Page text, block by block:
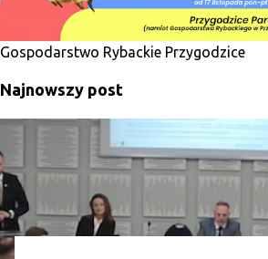
y
Gospodarstwo Rybackie Przygodzice
Najnowszy post